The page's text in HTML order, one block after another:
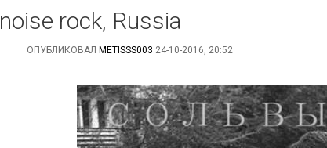
noise rock, Russia
ОПУБЛИКОВАЛ METISSS003 24-10-2016, 20:52